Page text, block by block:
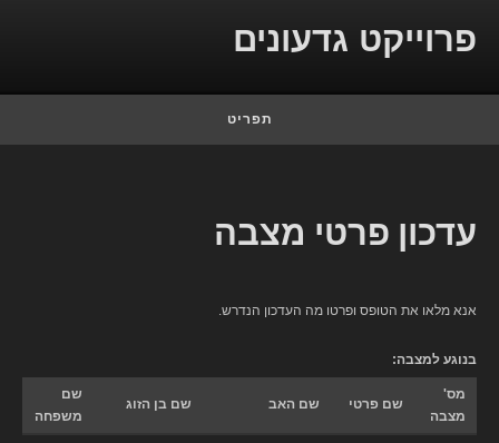
פרוייקט גדעונים
תפריט
עדכון פרטי מצבה
אנא מלאו את הטופס ופרטו מה העדכון הנדרש.
בנוגע למצבה:
מס'
מצבה
שם פרטי שם האב שם בן הזוג
שם
משפחה